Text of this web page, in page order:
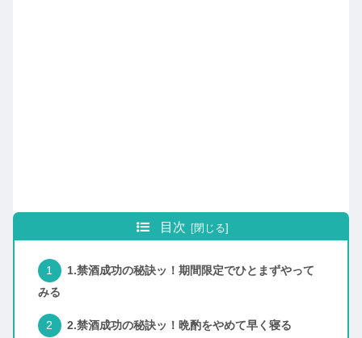
目次
1.禁酒成功の秘訣ッ！期間限定でひとまずやって
みる
2.禁酒成功の秘訣ッ！晩酌をやめて早く寝る